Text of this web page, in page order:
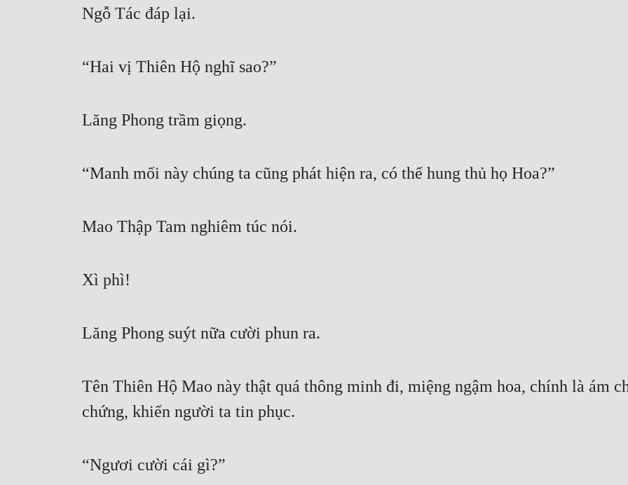
Ngỗ Tác đáp lại.
“Hai vị Thiên Hộ nghĩ sao?”
Lăng Phong trầm giọng.
“Manh mối này chúng ta cũng phát hiện ra, có thể hung thủ họ Hoa?”
Mao Thập Tam nghiêm túc nói.
Xì phì!
Lăng Phong suýt nữa cười phun ra.
Tên Thiên Hộ Mao này thật quá thông minh đi, miệng ngậm hoa, chính là ám
chứng, khiến người ta tin phục.
“Ngươi cười cái gì?”